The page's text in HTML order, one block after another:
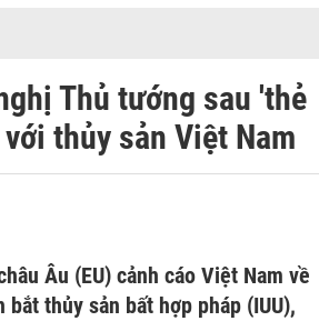
Thủ tướng sau 'thẻ
thủy sản Việt Nam
Âu (EU) cảnh cáo Việt Nam về
thủy sản bất hợp pháp (IUU),